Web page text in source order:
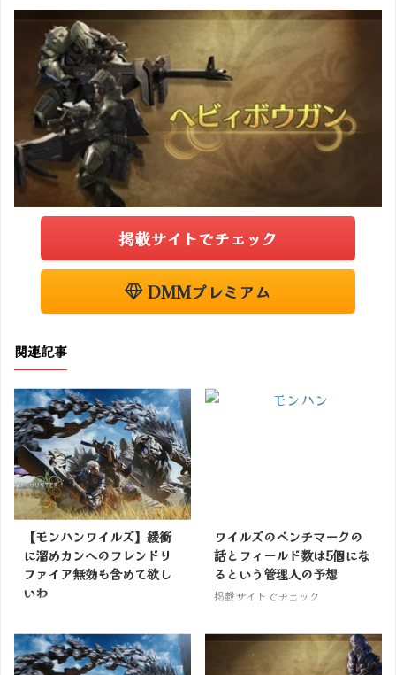
掲載サイトでチェック
DMMプレミアム
関連記事
【モンハンワイルズ】緩衝
に溜めカンへのフレンドリ
ファイア無効も含めて欲し
いわ
ワイルズのベンチマークの
話とフィールド数は5個にな
るという管理人の予想
掲載サイトでチェック